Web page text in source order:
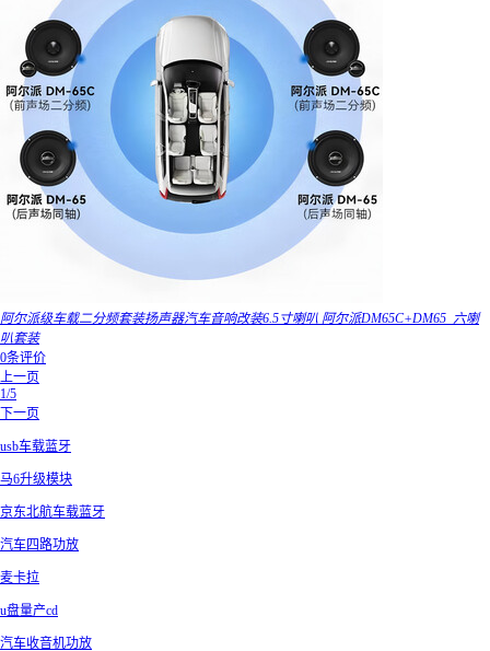
阿尔派级车载二分频套装扬声器汽车音响改装6.5寸喇叭 阿尔派DM65C+DM65_六喇
叭套装
0条评价
上一页
1/5
下一页
usb车载蓝牙
马6升级模块
京东北航车载蓝牙
汽车四路功放
麦卡拉
u盘量产cd
汽车收音机功放